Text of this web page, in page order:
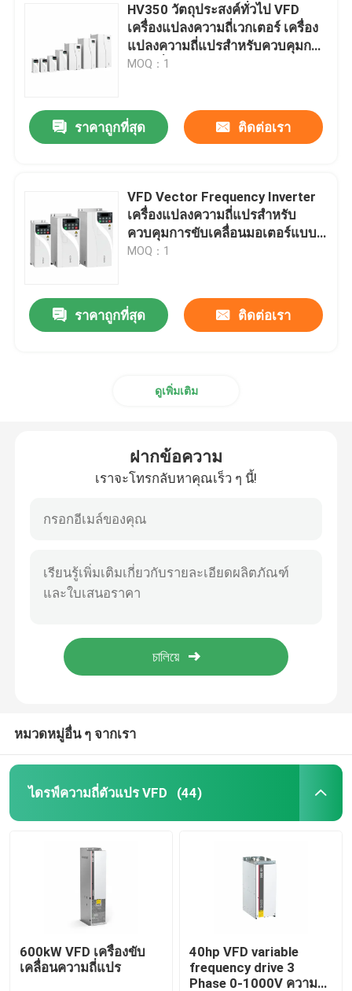
HV350 วัตถุประสงค์ทั่วไป VFD
เครื่องแปลงความถี่เวกเตอร์ เครื่อง
แปลงความถี่แปรสําหรับควบคุมการ
ขับเคลื่อนมอเตอร์แบบไม่สมอง
MOQ：1
ราคาถูกที่สุด ติดต่อเรา
VFD Vector Frequency Inverter
เครื่องแปลงความถี่แปรสําหรับ
ควบคุมการขับเคลื่อนมอเตอร์แบบ
ไม่สมอง
MOQ：1
ราคาถูกที่สุด ติดต่อเรา
ดูเพิ่มเติม
ฝากข้อความ
เราจะโทรกลับหาคุณเร็ว ๆ นี้!
หมวดหมู่อื่น ๆ จากเรา
ไดรฟ์ความถี่ตัวแปร VFD (44)
600kW VFD เครื่องขับ
เคลื่อนความถี่แปร
40hp VFD variable
frequency drive 3
Phase 0-1000V ความ